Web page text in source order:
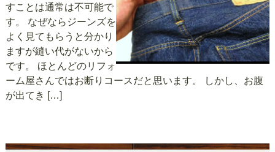
すことは通常は不可能で
す。 なぜならジーンズを
よく見てもらうと分かり
ますが縫い代がないから
です。 ほとんどのリフォ
ーム屋さんではお断りコースだと思います。 しかし、お腹
が出てき […]